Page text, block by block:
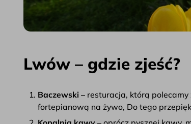
Lwów – gdzie zjeść?
Baczewski – resturacja, którą
fortepianową na żywo, Do tego